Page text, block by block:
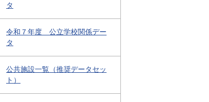
タ
令和７年度 公立学校関係デー
タ
公共施設一覧（推奨データセッ
ト）